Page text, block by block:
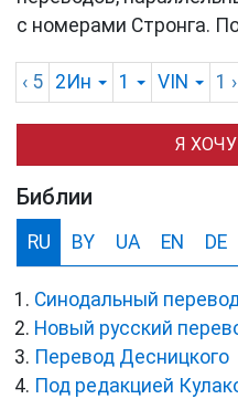
с номерами Стронга.
‹ 5 2Ин 1 VIN 1 ›
Я
Библии
RU BY UA EN DE
Синодальный
Новый русский
Перевод Десницкого
Под редакцией